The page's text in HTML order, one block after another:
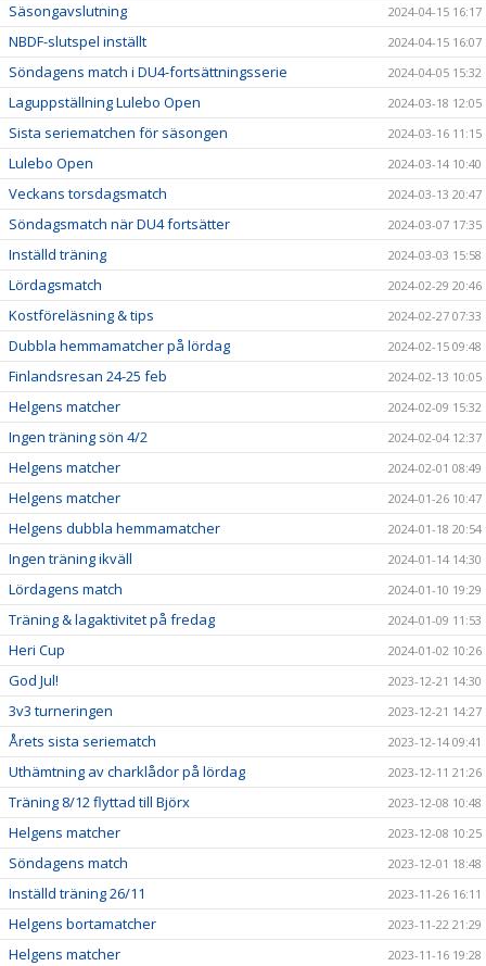
Säsongavslutning 2024-04-15 16:17
NBDF-slutspel inställt 2024-04-15 16:07
Söndagens match i DU4-fortsättningsserie 2024-04-05 15:32
Laguppställning Lulebo Open 2024-03-18 12:05
Sista seriematchen för säsongen 2024-03-16 11:15
Lulebo Open 2024-03-14 10:40
Veckans torsdagsmatch 2024-03-13 20:47
Söndagsmatch när DU4 fortsätter 2024-03-07 17:35
Inställd träning 2024-03-03 15:58
Lördagsmatch 2024-02-29 20:46
Kostföreläsning & tips 2024-02-27 07:33
Dubbla hemmamatcher på lördag 2024-02-15 09:48
Finlandsresan 24-25 feb 2024-02-13 10:05
Helgens matcher 2024-02-09 15:32
Ingen träning sön 4/2 2024-02-04 12:37
Helgens matcher 2024-02-01 08:49
Helgens matcher 2024-01-26 10:47
Helgens dubbla hemmamatcher 2024-01-18 20:54
Ingen träning ikväll 2024-01-14 14:30
Lördagens match 2024-01-10 19:29
Träning & lagaktivitet på fredag 2024-01-09 11:53
Heri Cup 2024-01-02 10:26
God Jul! 2023-12-21 14:30
3v3 turneringen 2023-12-21 14:27
Årets sista seriematch 2023-12-14 09:41
Uthämtning av charklådor på lördag 2023-12-11 21:26
Träning 8/12 flyttad till Björx 2023-12-08 10:48
Helgens matcher 2023-12-08 10:25
Söndagens match 2023-12-01 18:48
Inställd träning 26/11 2023-11-26 16:11
Helgens bortamatcher 2023-11-22 21:29
Helgens matcher 2023-11-16 19:28